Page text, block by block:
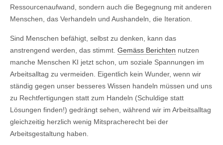
Ressourcenaufwand, sondern auch die Begegnung mit anderen
Menschen, das Verhandeln und Aushandeln, die Iteration.
Sind Menschen befähigt, selbst zu denken, kann das
anstrengend werden, das stimmt. Gemäss Berichten nutzen
manche Menschen KI jetzt schon, um soziale Spannungen im
Arbeitsalltag zu vermeiden. Eigentlich kein Wunder, wenn wir
ständig gegen unser besseres Wissen handeln müssen und uns
zu Rechtfertigungen statt zum Handeln (Schuldige statt
Lösungen finden!) gedrängt sehen, während wir im Arbeitsalltag
gleichzeitig herzlich wenig Mitspracherecht bei der
Arbeitsgestaltung haben.